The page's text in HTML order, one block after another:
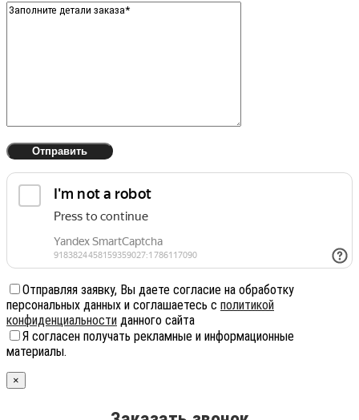
Отправляя заявку, Вы даете согласие на обработку
персональных данных и соглашаетесь с политикой
конфиденциальности данного сайта
Я согласен получать рекламные и информационные
материалы.
×